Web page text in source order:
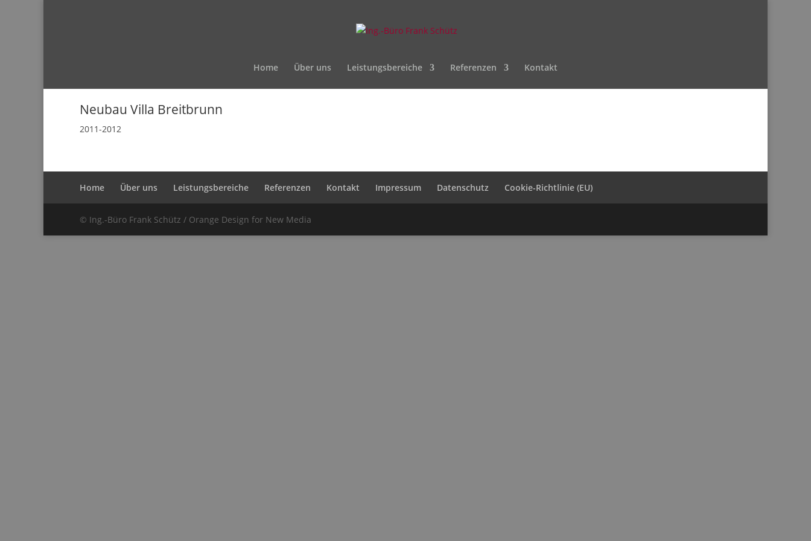
Home Über uns Leistungsbereiche Referenzen Kontakt
Neubau Villa Breitbrunn
2011-2012
Home Über uns Leistungsbereiche Referenzen Kontakt Impressum Datenschutz Cookie-Richtlinie (EU)
© Ing.-Büro Frank Schütz / Orange Design for New Media